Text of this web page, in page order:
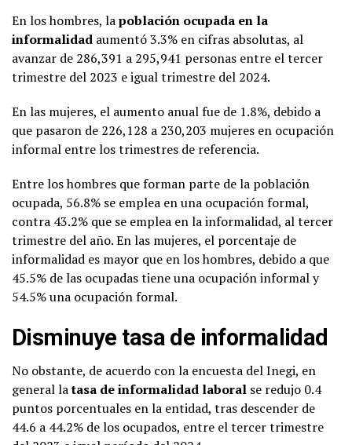
En los hombres, lapoblación ocupada en la
informalidad aumentó 3.3% en cifras absolutas, al
avanzar de 286,391 a 295,941 personas entre el tercer
trimestre del 2023 e igual trimestre del 2024.
En las mujeres, el aumento anual fue de 1.8%, debido a
que pasaron de 226,128 a 230,203 mujeres en ocupación
informal entre los trimestres de referencia.
Entre los hombres que forman parte de la población
ocupada, 56.8% se emplea en una ocupación formal,
contra 43.2% que se emplea en la informalidad, al tercer
trimestre del año. En las mujeres, el porcentaje de
informalidad es mayor que en los hombres, debido a que
45.5% de las ocupadas tiene una ocupación informal y
54.5% una ocupación formal.
Disminuye tasa de informalidad
No obstante, de acuerdo con la encuesta del Inegi, en
general latasa de informalidad laboral se redujo 0.4
puntos porcentuales en la entidad, tras descender de
44.6 a 44.2% de los ocupados, entre el tercer trimestre